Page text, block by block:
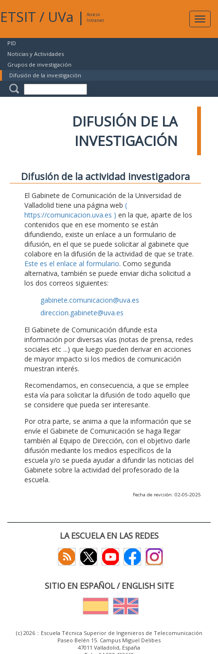
ETSIT / UVa |
Acceso
Intranet
PID
Noticias y Actividades
Grupos de investigación
Difusión de la investigación
DIFUSIÓN DE LA
INVESTIGACIÓN
Difusión de la actividad investigadora
El Gabinete de Comunicación de la Universidad de
Valladolid tiene una página web (
https://comunicacion.uva.es ) en la que, aparte de los
contenidos que en ese momento se están
difundiendo, existe un enlace a un formulario de
difusión, en el que se puede solicitar al gabinete que
colabore en la difusión de la actividad de que se trate.
Este es el enlace al formulario. Como segunda
alternativa, también se puede enviar dicha solicitud a
los dos correos siguientes:
gabinete.comunicacion@uva.es
direccion.gabinete@uva.es
El Gabinete de Comunicación difunde esta
información por diversas vías (notas de prensa, redes
sociales etc ...) que luego pueden derivar en acciones
de mayor impacto si los medios de comunicación
muestran interés.
Recomendamos, en consecuencia, a que se emplee
esta vía para solicitar la difusión de todo aquello que
se considere que pueda ser interesante.
Por otra parte, se anima a que la información que se
envíe el Gabinete de Comunicación se haga llegar
también al Equipo de Dirección, con el objetivo darle
difusión mediante los medios específicos de la
escuela y/o se pueda ayudar a difundir las noticias del
Gabinete sobre la actividad del profesorado de la
escuela.
Fecha de revisión: 02-05-2025
LA ESCUELA EN LAS REDES
SITIO EN ESPAÑOL / ENGLISH SITE
(c) 2026 :: Escuela Técnica Superior de Ingenieros de Telecomunicación
Paseo Belén 15. Campus Miguel Delibes
47011 Valladolid, España